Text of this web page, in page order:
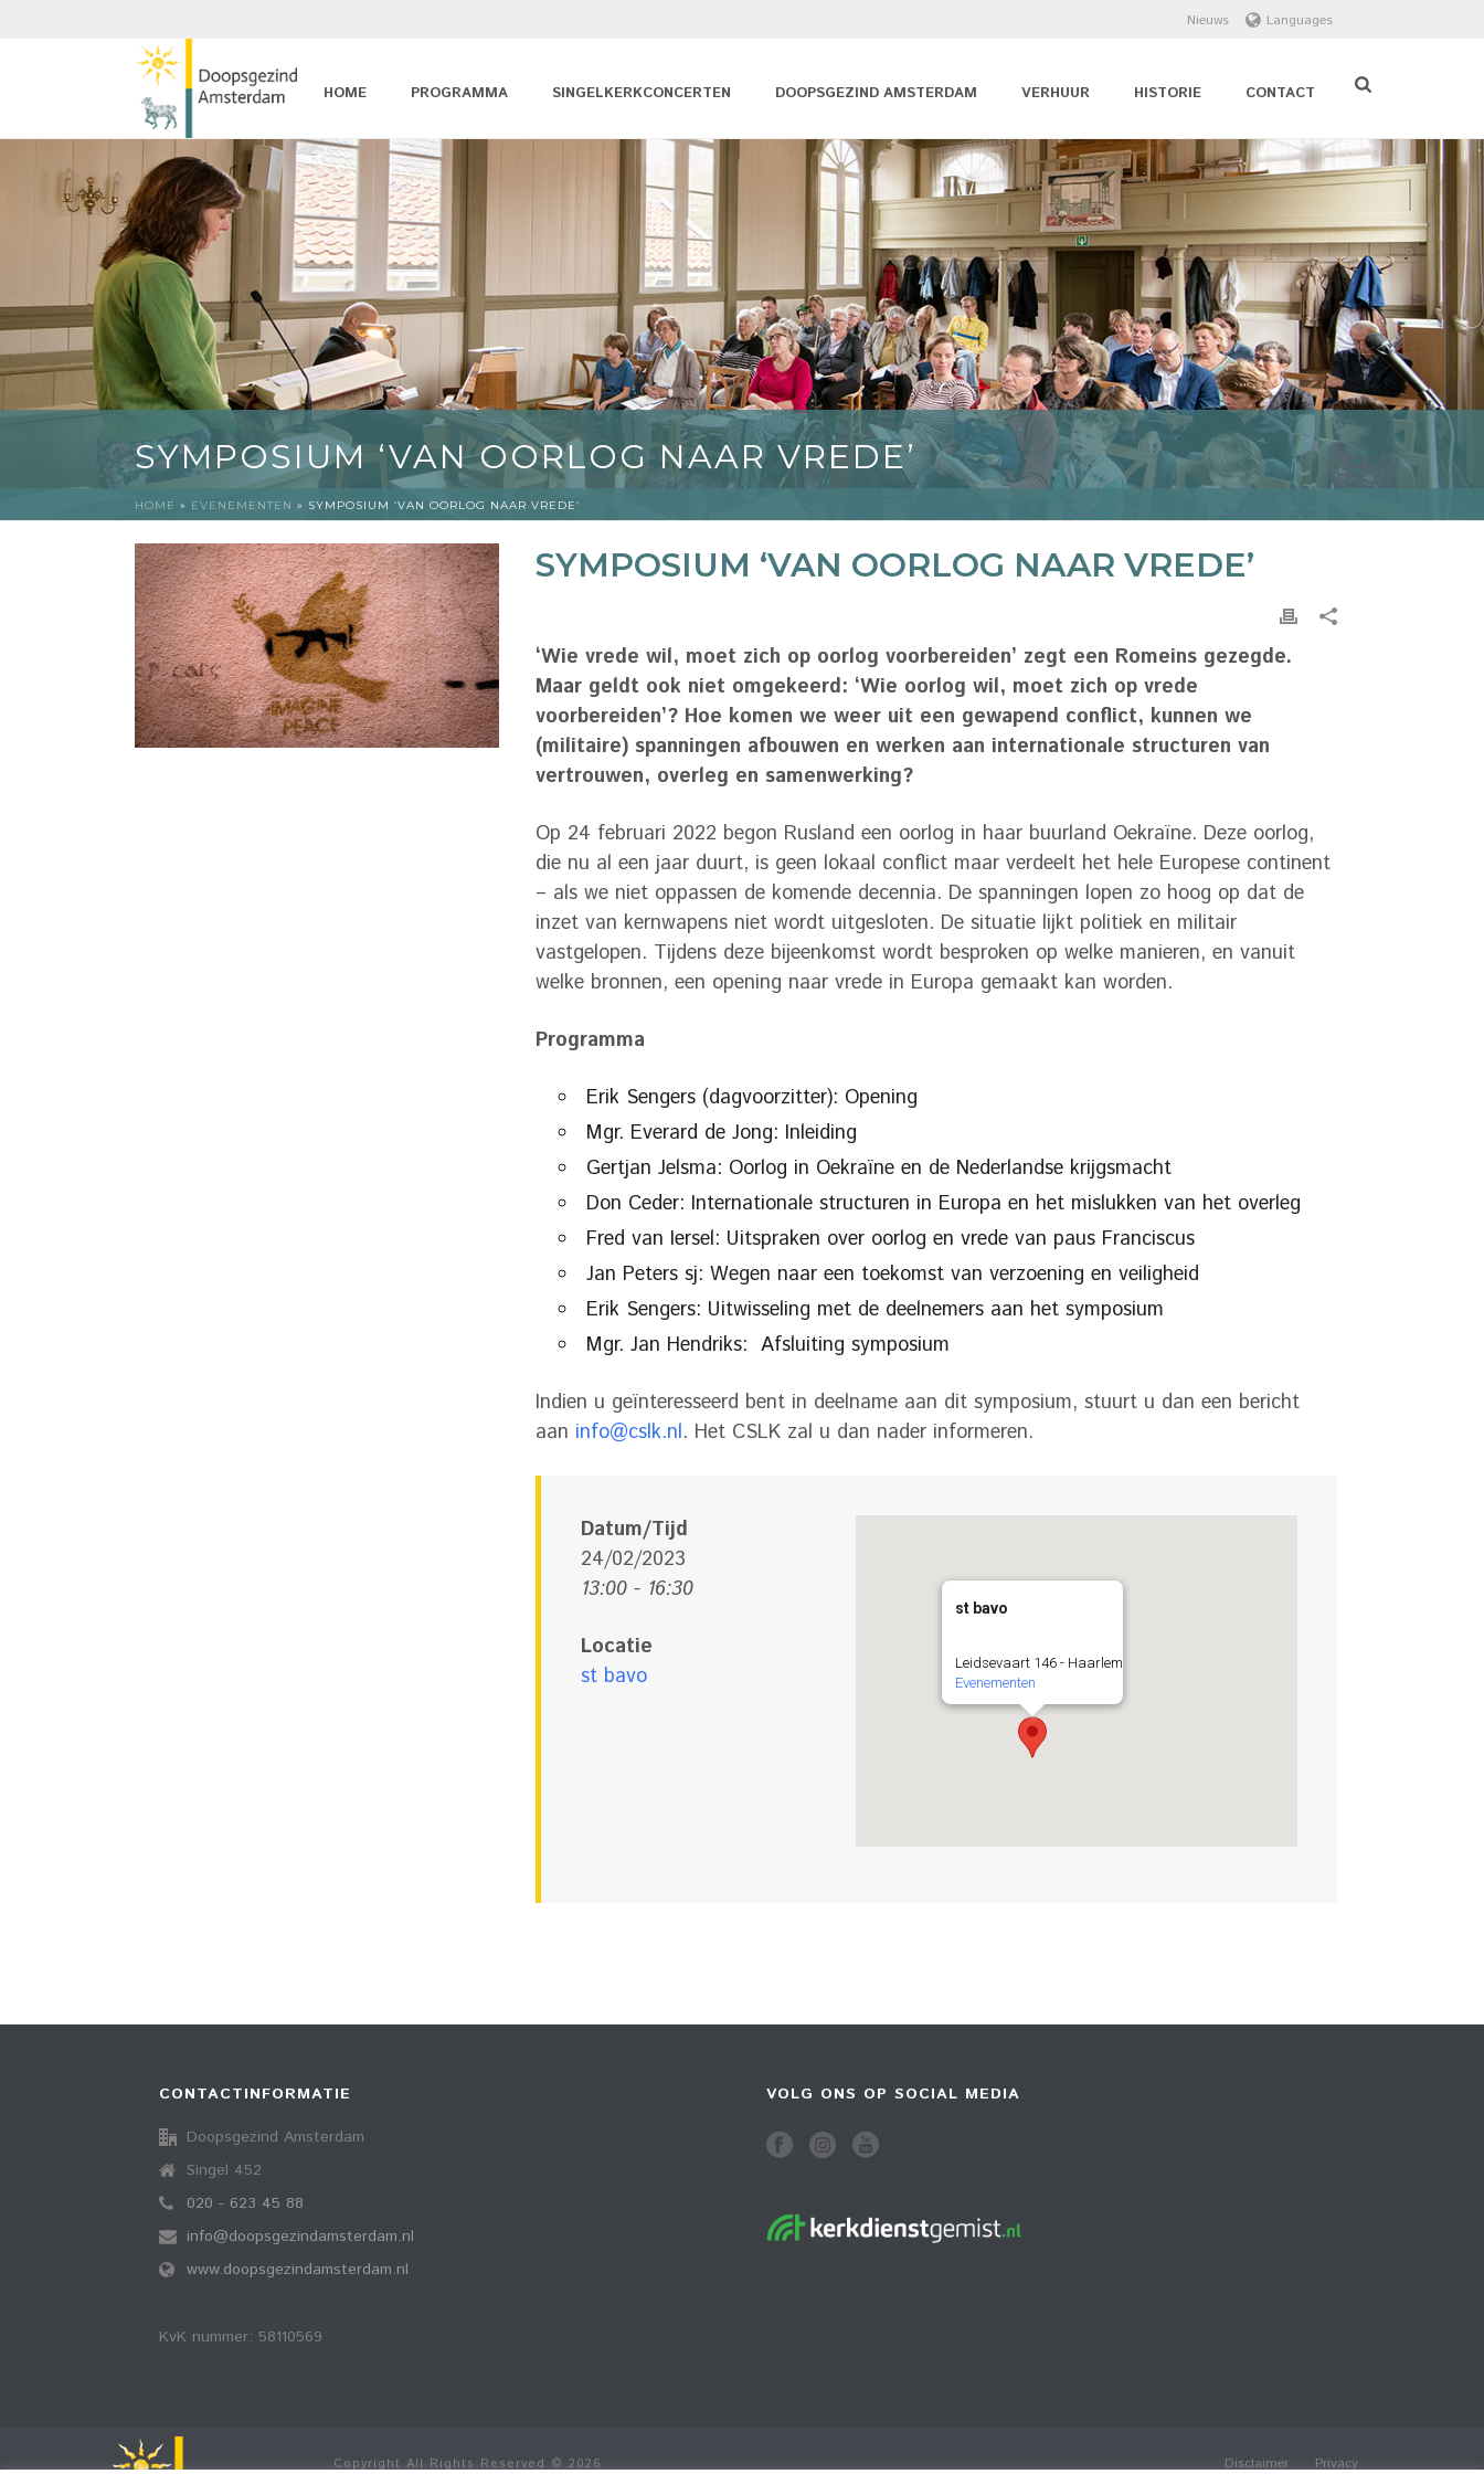
Nieuws Languages
HOME PROGRAMMA SINGELKERKCONCERTEN DOOPSGEZIND AMSTERDAM VERHUUR HISTORIE CONTACT
SYMPOSIUM ‘VAN OORLOG NAAR VREDE’
HOME » EVENEMENTEN » SYMPOSIUM ‘VAN OORLOG NAAR VREDE’
SYMPOSIUM ‘VAN OORLOG NAAR VREDE’
‘Wie vrede wil, moet zich op oorlog voorbereiden’ zegt een Romeins gezegde.
Maar geldt ook niet omgekeerd: ‘Wie oorlog wil, moet zich op vrede
voorbereiden’? Hoe komen we weer uit een gewapend conflict, kunnen we
(militaire) spanningen afbouwen en werken aan internationale structuren van
vertrouwen, overleg en samenwerking?
Op 24 februari 2022 begon Rusland een oorlog in haar buurland Oekraïne. Deze oorlog,
die nu al een jaar duurt, is geen lokaal conflict maar verdeelt het hele Europese continent
– als we niet oppassen de komende decennia. De spanningen lopen zo hoog op dat de
inzet van kernwapens niet wordt uitgesloten. De situatie lijkt politiek en militair
vastgelopen. Tijdens deze bijeenkomst wordt besproken op welke manieren, en vanuit
welke bronnen, een opening naar vrede in Europa gemaakt kan worden.
Programma
Erik Sengers (dagvoorzitter): Opening
Mgr. Everard de Jong: Inleiding
Gertjan Jelsma: Oorlog in Oekraïne en de Nederlandse krijgsmacht
Don Ceder: Internationale structuren in Europa en het mislukken van het overleg
Fred van Iersel: Uitspraken over oorlog en vrede van paus Franciscus
Jan Peters sj: Wegen naar een toekomst van verzoening en veiligheid
Erik Sengers: Uitwisseling met de deelnemers aan het symposium
Mgr. Jan Hendriks: Afsluiting symposium
Indien u geïnteresseerd bent in deelname aan dit symposium, stuurt u dan een bericht
aan info@cslk.nl. Het CSLK zal u dan nader informeren.
st bavo
Leidsevaart 146 - Haarlem
Evenementen
Datum/Tijd
24/02/2023
13:00 - 16:30
Locatie
st bavo
CONTACTINFORMATIE
Doopsgezind Amsterdam
Singel 452
020 - 623 45 88
info@doopsgezindamsterdam.nl
www.doopsgezindamsterdam.nl
KvK nummer: 58110569
VOLG ONS OP SOCIAL MEDIA
Copyright All Rights Reserved © 2026 Disclaimer Privacy